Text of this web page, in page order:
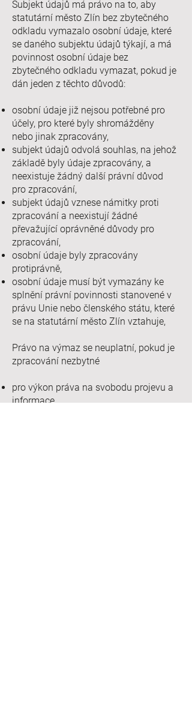
Subjekt údajů má právo na to, aby
statutární město Zlín bez zbytečného
odkladu vymazalo osobní údaje, které
se daného subjektu údajů týkají, a má
povinnost osobní údaje bez
zbytečného odkladu vymazat, pokud je
dán jeden z těchto důvodů:
osobní údaje již nejsou potřebné pro
účely, pro které byly shromážděny
nebo jinak zpracovány,
subjekt údajů odvolá souhlas, na jehož
základě byly údaje zpracovány, a
neexistuje žádný další právní důvod
pro zpracování,
subjekt údajů vznese námitky proti
zpracování a neexistují žádné
převažující oprávněné důvody pro
zpracování,
osobní údaje byly zpracovány
protiprávně,
osobní údaje musí být vymazány ke
splnění právní povinnosti stanovené v
právu Unie nebo členského státu, které
se na statutární město Zlín vztahuje,
Právo na výmaz se neuplatní, pokud je
zpracování nezbytné
pro výkon práva na svobodu projevu a
informace,